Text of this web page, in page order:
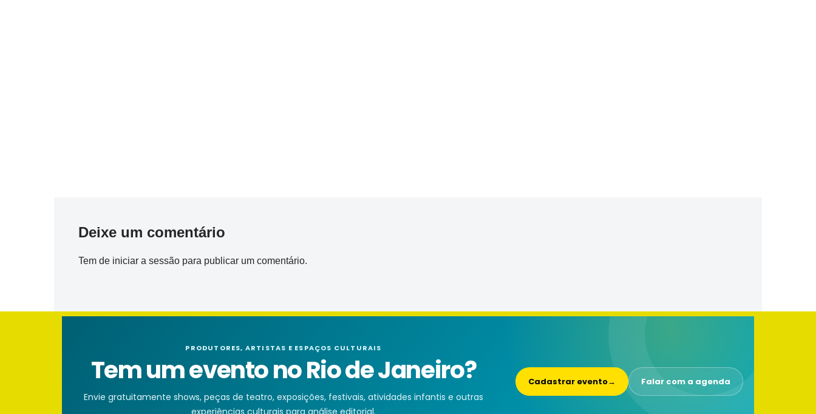
Deixe um comentário
Tem de iniciar a sessão para publicar um comentário.
PRODUTORES, ARTISTAS E ESPAÇOS CULTURAIS
Tem um evento no Rio de Janeiro?
Envie gratuitamente shows, peças de teatro, exposições, festivais, atividades infantis e outras
experiências culturais para análise editorial.
Cadastrar evento→ Falar com a agenda